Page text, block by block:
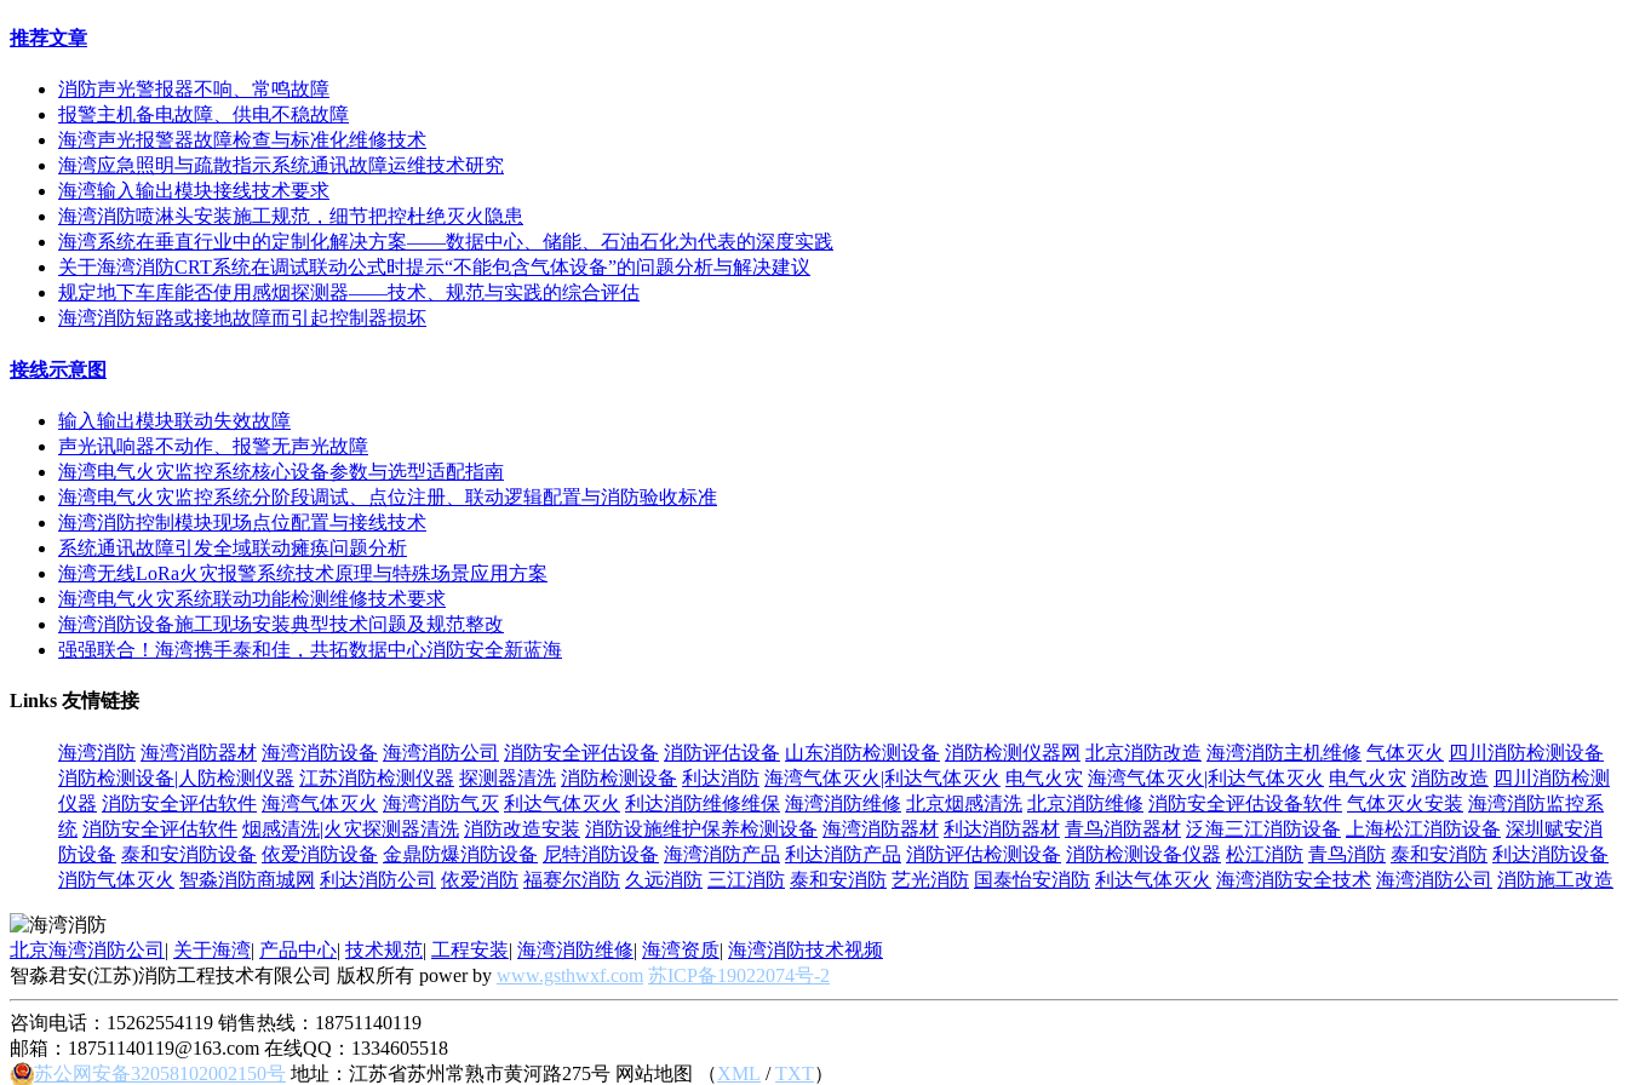
推荐文章
消防声光警报器不响、常鸣故障
报警主机备电故障、供电不稳故障
海湾声光报警器故障检查与标准化维修技术
海湾应急照明与疏散指示系统通讯故障运维技术研究
海湾输入输出模块接线技术要求
海湾消防喷淋头安装施工规范，细节把控杜绝灭火隐患
海湾系统在垂直行业中的定制化解决方案——数据中心、储能、石油石化为代表的深度实践
关于海湾消防CRT系统在调试联动公式时提示“不能包含气体设备”的问题分析与解决建议
规定地下车库能否使用感烟探测器——技术、规范与实践的综合评估
海湾消防短路或接地故障而引起控制器损坏
接线示意图
输入输出模块联动失效故障
声光讯响器不动作、报警无声光故障
海湾电气火灾监控系统核心设备参数与选型适配指南
海湾电气火灾监控系统分阶段调试、点位注册、联动逻辑配置与消防验收标准
海湾消防控制模块现场点位配置与接线技术
系统通讯故障引发全域联动瘫痪问题分析
海湾无线LoRa火灾报警系统技术原理与特殊场景应用方案
海湾电气火灾系统联动功能检测维修技术要求
海湾消防设备施工现场安装典型技术问题及规范整改
强强联合！海湾携手泰和佳，共拓数据中心消防安全新蓝海
Links 友情链接
海湾消防 海湾消防器材 海湾消防设备 海湾消防公司 消防安全评估设备 消防评估设备 山东消防检测设备 消防检测仪器网 北京消防改造 海湾消防主机维修 气体灭火 四川消防检测设备
消防检测设备|人防检测仪器 江苏消防检测仪器 探测器清洗 消防检测设备 利达消防 海湾气体灭火|利达气体灭火 电气火灾 海湾气体灭火|利达气体灭火 电气火灾 消防改造 四川消防检测
仪器 消防安全评估软件 海湾气体灭火 海湾消防气灭 利达气体灭火 利达消防维修维保 海湾消防维修 北京烟感清洗 北京消防维修 消防安全评估设备软件 气体灭火安装 海湾消防监控系
统 消防安全评估软件 烟感清洗|火灾探测器清洗 消防改造安装 消防设施维护保养检测设备 海湾消防器材 利达消防器材 青鸟消防器材 泛海三江消防设备 上海松江消防设备 深圳赋安消
防设备 泰和安消防设备 依爱消防设备 金鼎防爆消防设备 尼特消防设备 海湾消防产品 利达消防产品 消防评估检测设备 消防检测设备仪器 松江消防 青鸟消防 泰和安消防 利达消防设备
消防气体灭火 智淼消防商城网 利达消防公司 依爱消防 福赛尔消防 久远消防 三江消防 泰和安消防 艺光消防 国泰怡安消防 利达气体灭火 海湾消防安全技术 海湾消防公司 消防施工改造
北京海湾消防公司 | 关于海湾| 产品中心| 技术规范| 工程安装| 海湾消防维修| 海湾资质| 海湾消防技术视频
智淼君安(江苏)消防工程技术有限公司 版权所有 power by www.gsthwxf.com 苏ICP备19022074号-2
咨询电话：15262554119 销售热线：18751140119
邮箱：18751140119@163.com 在线QQ：1334605518
苏公网安备32058102002150号 地址：江苏省苏州常熟市黄河路275号 网站地图 （XML /TXT）